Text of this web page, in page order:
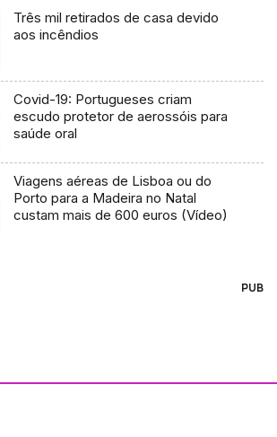
Três mil retirados de casa devido
aos incêndios
Covid-19: Portugueses criam
escudo protetor de aerossóis para
saúde oral
Viagens aéreas de Lisboa ou do
Porto para a Madeira no Natal
custam mais de 600 euros (Vídeo)
PUB